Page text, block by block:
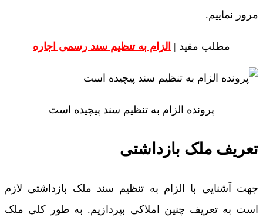
مرور نماییم.
مطلب مفید | الزام به تنظیم سند رسمی اجاره
پرونده‌ الزام به تنظیم سند پیچیده است
تعریف ملک بازداشتی
جهت آشنایی با الزام به تنظیم سند ملک بازداشتی لازم
است به تعریف چنین املاکی بپردازیم. به طور کلی ملک